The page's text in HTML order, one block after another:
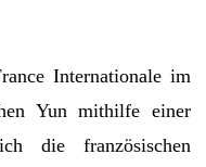
Internationale im
Yun mithilfe einer
die französischen